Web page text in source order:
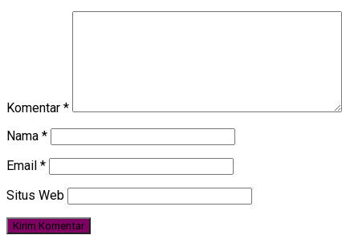
Komentar *
Nama *
Email *
Situs Web